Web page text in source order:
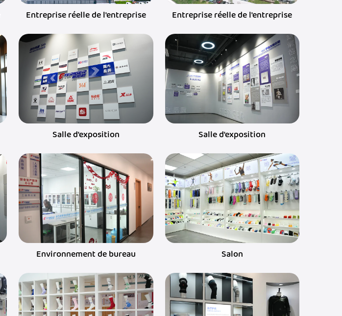
Entreprise réelle de l'entreprise Entreprise réelle de l'entreprise
Salle d'exposition Salle d'exposition
Environnement de bureau Salon